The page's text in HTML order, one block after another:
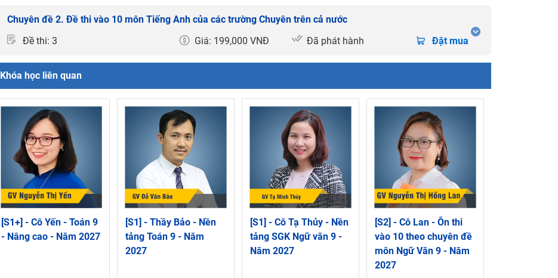
Chuyên đề 2. Đề thi vào 10 môn Tiếng Anh của các trường Chuyên trên cả nước
Đề thi: 3
Giá: 199,000 VNĐ Đã phát hành Đặt mua
Khóa học liên quan
[S1+] - Cô Yến - Toán 9
- Nâng cao - Năm 2027
[S1] - Thầy Bảo - Nền
tảng Toán 9 - Năm
2027
[S1] - Cô Tạ Thủy - Nền
tảng SGK Ngữ văn 9 -
Năm 2027
[S2] - Cô Lan - Ôn thi
vào 10 theo chuyên đề
môn Ngữ Văn 9 - Năm
2027